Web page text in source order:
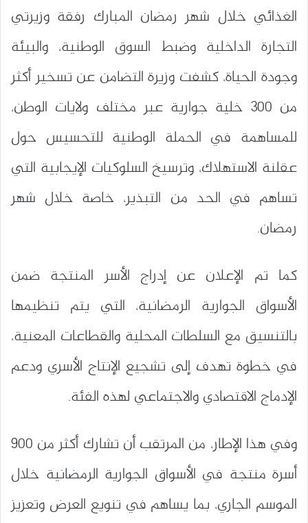
الغذائي خلال شهر رمضان المبارك رفقة وزيرتي
التجارة الداخلية وضبط السوق الوطنية، والبيئة
وجودة الحياة، كشفت وزيرة التضامن عن تسخير أكثر
من 300 خلية جوارية عبر مختلف ولايات الوطن،
للمساهمة في الحملة الوطنية للتحسيس حول
عقلنة الاستهلاك، وترسيخ السلوكيات الإيجابية التي
تساهم في الحد من التبذير، خاصة خلال شهر
رمضان.
كما تم الإعلان عن إدراج الأسر المنتجة ضمن
الأسواق الجوارية الرمضانية، التي يتم تنظيمها
بالتنسيق مع السلطات المحلية والقطاعات المعنية،
في خطوة تهدف إلى تشجيع الإنتاج الأسري ودعم
الإدماج الاقتصادي والاجتماعي لهذه الفئة.
وفي هذا الإطار، من المرتقب أن تشارك أكثر من 900
أسرة منتجة في الأسواق الجوارية الرمضانية خلال
الموسم الجاري، بما يساهم في تنويع العرض وتعزيز